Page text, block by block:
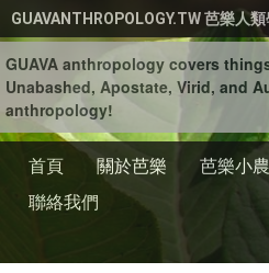
移至主內容
GUAVANTHROPOLOGY.TW 芭樂人
GUAVA anthropology covers
Unabashed, Apostate, Virid, and
anthropology!
首頁 關於芭樂 芭樂小農
聯絡我們